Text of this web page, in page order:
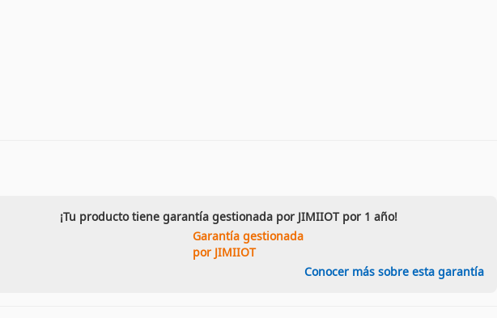
¡Tu producto tiene garantía gestionada por JIMIIOT por 1 año!
Garantía gestionada
por JIMIIOT
Conocer más sobre esta garantía